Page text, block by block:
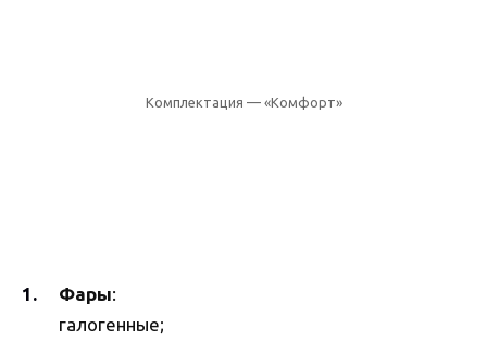
Комплектация — «Комфорт»
Фары:
галогенные;